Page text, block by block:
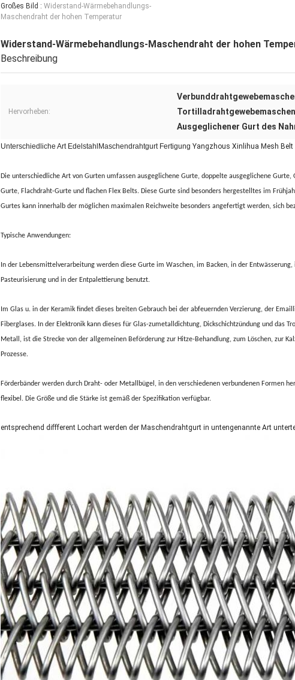
Großes Bild : Widerstand-Wärmebehandlungs-
Maschendraht der hohen Temperatur
Widerstand-Wärmebehandlungs-Maschendraht der hohen
Beschreibung
Hervorheben:
Ausgeglichener Gurt des
Unterschiedliche Art EdelstahlMaschendrahtgurt Fertigung Yangzhous Xinlihua Mesh Belt
Die unterschiedliche Art von Gurten umfassen ausgeglichene Gurte, doppelte ausgeglichene
Gurte, Flachdraht-Gurte und flachen Flex Belts. Diese Gurte sind besonders hergestelltes im
Gurtes kann innerhalb der möglichen maximalen Reichweite besonders angefertigt werden, sich
Typische Anwendungen:
In der Lebensmittelverarbeitung werden diese Gurte im Waschen, im Backen, in der
Pasteurisierung und in der Entpalettierung benutzt.
Im Glas u. in der Keramik findet dieses breiten Gebrauch bei der abfeuernden Verzierung, der
Fiberglases. In der Elektronik kann dieses für Glas-zumetalldichtung, Dickschichtzündung und das
Metall, ist die Strecke von der allgemeinen Beförderung zur Hitze-Behandlung, zum Löschen, zur
Prozesse.
Förderbänder werden durch Draht- oder Metallbügel, in den verschiedenen verbundenen Formen
flexibel. Die Größe und die Stärke ist gemäß der Spezifikation verfügbar.
entsprechend diffferent Lochart werden der Maschendrahtgurt in untengenannte Art